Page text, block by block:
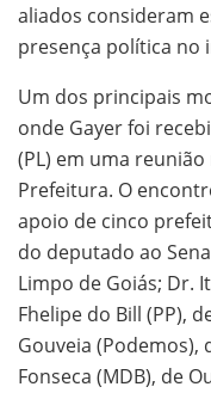
aliados consideram
presença política no
Um dos principais
onde Gayer foi
(PL) em uma
Prefeitura. O
apoio de cinco
do deputado ao
Limpo de Goiás; Dr.
Fhelipe do Bill (PP),
Gouveia (Podemos),
Fonseca (MDB), de